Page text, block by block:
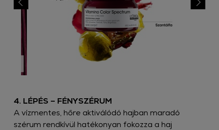
4. LÉPÉS – FÉNYSZÉRUM
A vízmentes, hőre aktiválódó hajban maradó
szérum rendkívül hatékonyan fokozza a haj